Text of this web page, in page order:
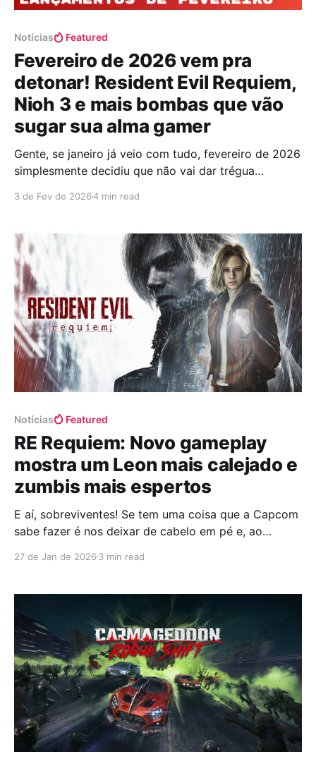
Notícias Featured
Fevereiro de 2026 vem pra
detonar! Resident Evil Requiem,
Nioh 3 e mais bombas que vão
sugar sua alma gamer
Gente, se janeiro já veio com tudo, fevereiro de 2026
simplesmente decidiu que não vai dar trégua
aquele mês que a gente olha
3 de Fev de 20264 min read
Notícias Featured
RE Requiem: Novo gameplay
mostra um Leon mais calejado e
zumbis mais espertos
E aí, sobreviventes! Se tem uma coisa que a Capcom
sabe fazer é nos deixar de cabelo em pé e, ao
empolgação. A Capcom soltou um gameplay novinho
querido e sardônico Leon S.
27 de Jan de 2026 3 min read